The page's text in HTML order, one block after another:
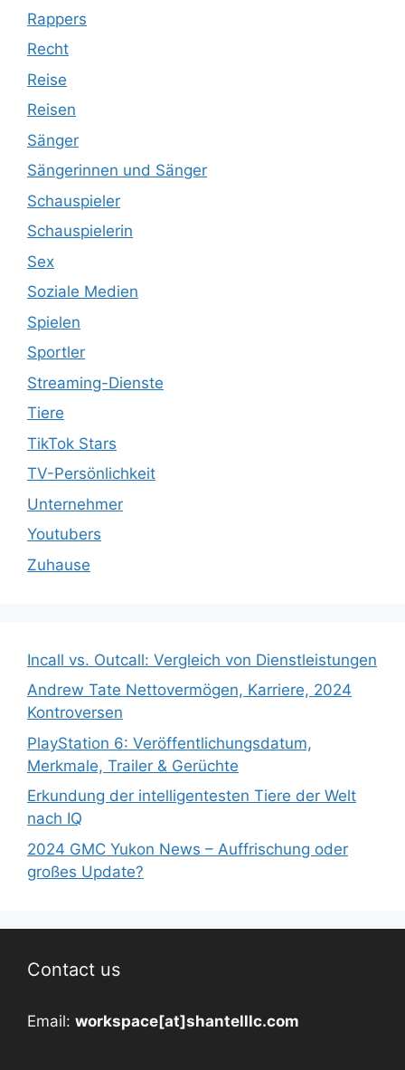
Rappers
Recht
Reise
Reisen
Sänger
Sängerinnen und Sänger
Schauspieler
Schauspielerin
Sex
Soziale Medien
Spielen
Sportler
Streaming-Dienste
Tiere
TikTok Stars
TV-Persönlichkeit
Unternehmer
Youtubers
Zuhause
Incall vs. Outcall: Vergleich von Dienstleistungen
Andrew Tate Nettovermögen, Karriere, 2024
Kontroversen
PlayStation 6: Veröffentlichungsdatum,
Merkmale, Trailer & Gerüchte
Erkundung der intelligentesten Tiere der Welt
nach IQ
2024 GMC Yukon News – Auffrischung oder
großes Update?
Contact us
Email: workspace[at]shantelllc.com